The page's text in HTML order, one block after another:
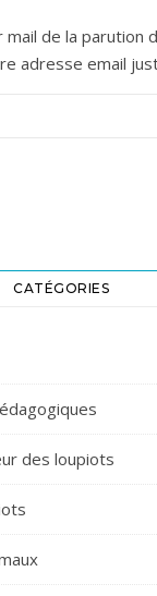
de la parution
adresse email
CATÉGORIES
des loupiots